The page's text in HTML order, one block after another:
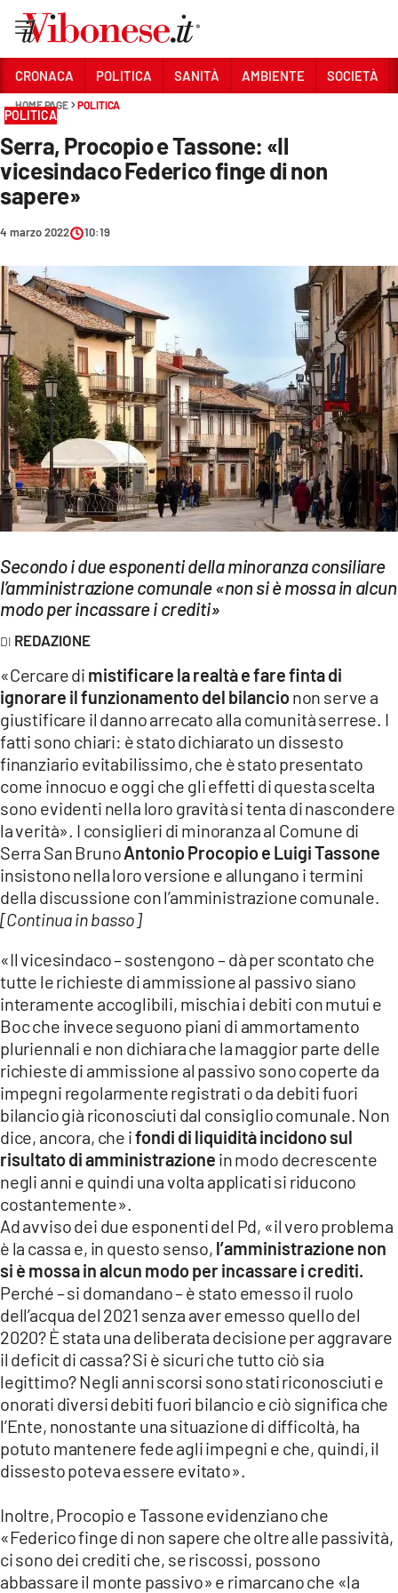
Sezioni
CRONACA
POLITICA
SOCIETÀ
CULTURA
ECONOMIA E LAVORO
EVENTI
SPORT
Streaming
LAC TV
LAC NETWORK
LAC ONAIR
Network
LACPLAY.IT
LACTV.IT
LACONAIR.IT
LACITYMAG.IT
ILREGGINO.IT
COSENZACHANNEL.IT
CATANZAROCHANNEL.IT
LACAPITALENEWS.IT
ANDROID
CRONACA POLITICA SANITÀ AMBIENTE SOCIETÀ
HOME PAGE POLITICA
POLITICA
Serra, Procopio e Tassone: «Il
vicesindaco Federico finge di non
sapere»
4 marzo 2022 10:19
Secondo i due esponenti della minoranza consiliare
l’amministrazione comunale «non si è mossa in alcun
modo per incassare i crediti»
REDAZIONE
«Cercare di mistificare la realtà e fare finta di
ignorare il funzionamento del bilancionon serve a
giustificare il danno arrecato alla comunità serrese. I
fatti sono chiari: è stato dichiarato un dissesto
finanziario evitabilissimo, che è stato presentato
come innocuo e oggi che gli effetti di questa scelta
sono evidenti nella loro gravità si tenta di nascondere
la verità». I consiglieri di minoranza al Comune di
Serra San BrunoAntonio Procopio e Luigi Tassone
insistono nella loro versione e allungano i termini
della discussione con l’amministrazione comunale.
[Continua in basso]
«Il vicesindaco – sostengono – dà per scontato che
tutte le richieste di ammissione al passivo siano
interamente accoglibili, mischia i debiti con mutui e
Boc che invece seguono piani di ammortamento
pluriennali e non dichiara che la maggior parte delle
richieste di ammissione al passivo sono coperte da
impegni regolarmente registrati o da debiti fuori
bilancio già riconosciuti dal consiglio comunale. Non
dice, ancora, che ifondi di liquidità incidono sul
risultato di amministrazione in modo decrescente
negli anni e quindi una volta applicati si riducono
costantemente».
Ad avviso dei due esponenti del Pd, «il vero problema
è la cassa e, in questo senso, l’amministrazione non
si è mossa in alcun modo per incassare i crediti.
Perché – si domandano – è stato emesso il ruolo
dell’acqua del 2021 senza aver emesso quello del
2020? È stata una deliberata decisione per aggravare
il deficit di cassa? Si è sicuri che tutto ciò sia
legittimo? Negli anni scorsi sono stati riconosciuti e
onorati diversi debiti fuori bilancio e ciò significa che
l’Ente, nonostante una situazione di difficoltà, ha
potuto mantenere fede agli impegni e che, quindi, il
dissesto poteva essere evitato».
Inoltre, Procopio e Tassone evidenziano che
«Federico finge di non sapere che oltre alle passività,
ci sono dei crediti che, se riscossi, possono
abbassare il monte passivo» e rimarcano che «la